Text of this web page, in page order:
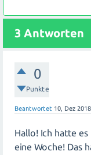
Es ist beruhigend
Einfluss auf die
dich zu schonen.
Magnesium und
sich das
3 Antworten
0
Punkte
Beantwortet 10, Dez 2018
Hallo! Ich hatte
eine Woche! Das